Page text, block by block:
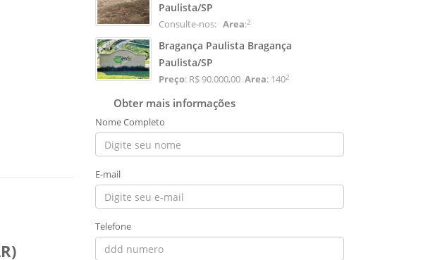
Paulista/SP
Consulte-nos: Area:2
Bragança Paulista Bragança
Paulista/SP
Preço: R$ 90.000,00 Area: 1402
Obter mais informações
Nome Completo
E-mail
Telefone